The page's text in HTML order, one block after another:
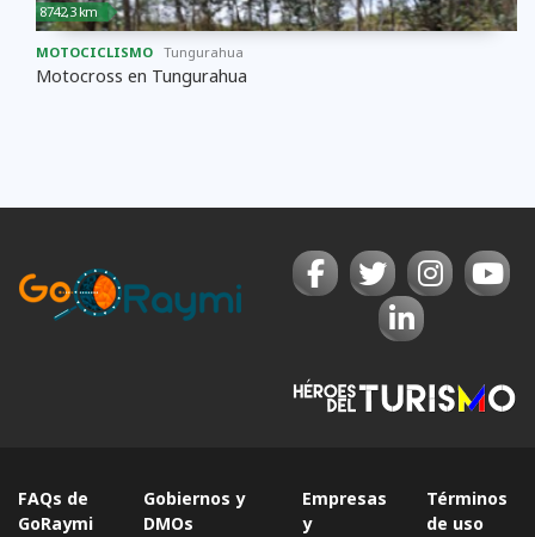
8742,3 km
MOTOCICLISMO Tungurahua
Motocross en Tungurahua
FAQs de
GoRaymi
Gobiernos y
DMOs
Empresas
y
Términos
de uso